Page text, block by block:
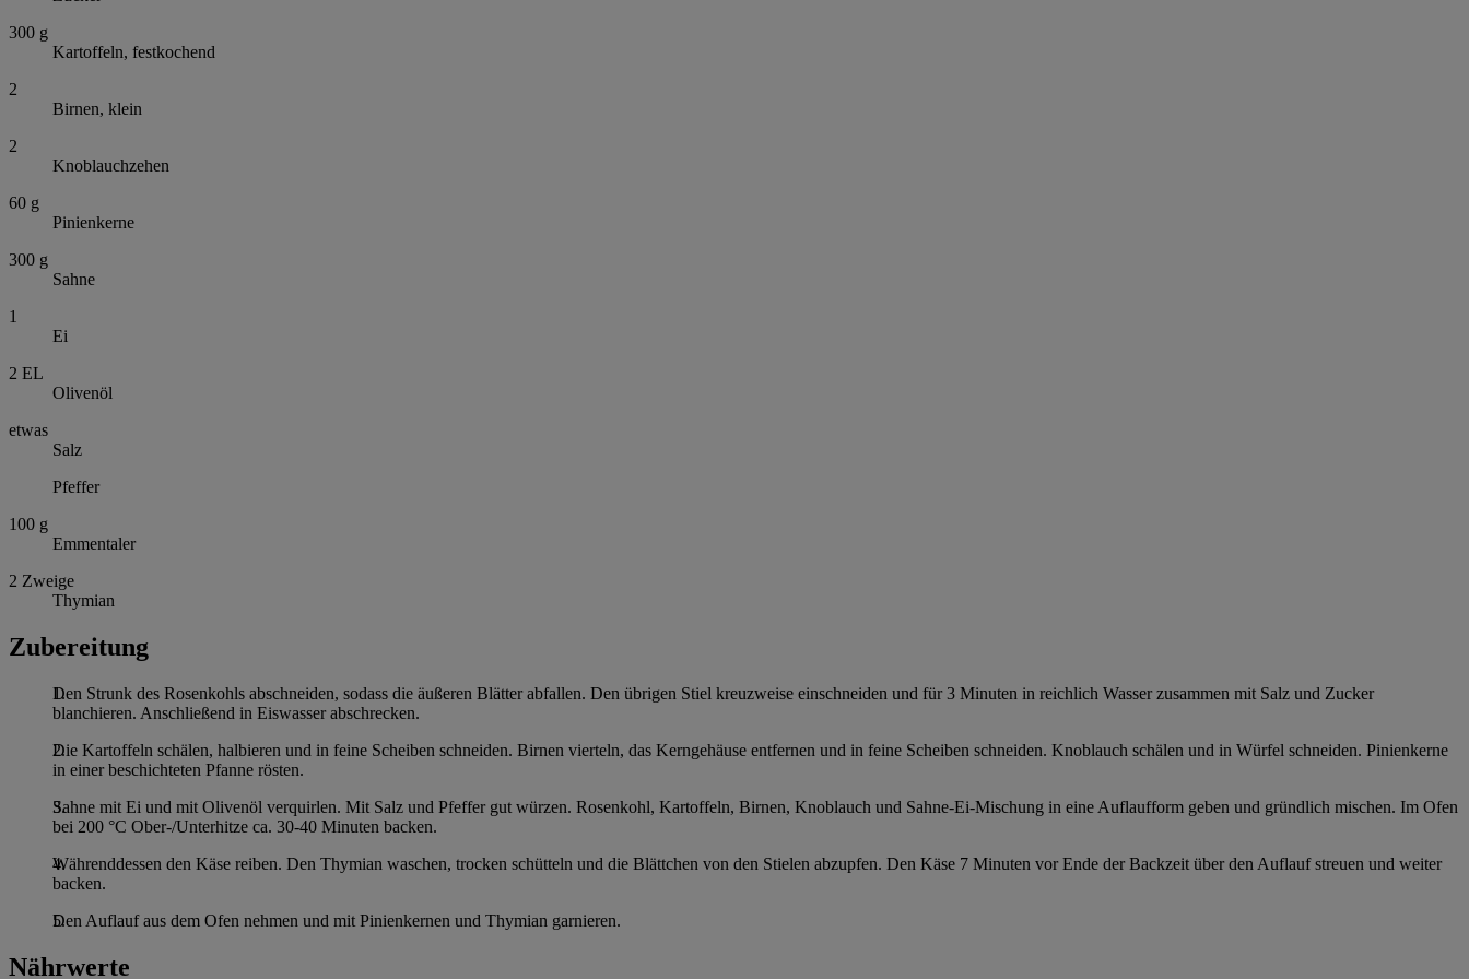
300 g
Kartoffeln, festkochend
2
Birnen, klein
2
Knoblauchzehen
60 g
Pinienkerne
300 g
Sahne
1
Ei
2 EL
Olivenöl
etwas
Salz
Pfeffer
100 g
Emmentaler
2 Zweige
Thymian
Zubereitung
Den Strunk des Rosenkohls abschneiden, sodass die äußeren Blätter abfallen. Den übrigen Stiel kreuzweise einschneiden und für 3 Minuten in reichlich Wasser zusammen mit Salz und Zucker
blanchieren. Anschließend in Eiswasser abschrecken.
Die Kartoffeln schälen, halbieren und in feine Scheiben schneiden. Birnen vierteln, das Kerngehäuse entfernen und in feine Scheiben schneiden. Knoblauch schälen und in Würfel schneiden. Pinienkerne
in einer beschichteten Pfanne rösten.
Sahne mit Ei und mit Olivenöl verquirlen. Mit Salz und Pfeffer gut würzen. Rosenkohl, Kartoffeln, Birnen, Knoblauch und Sahne-Ei-Mischung in eine Auflaufform geben und gründlich mischen. Im Ofen
bei 200 °C Ober-/Unterhitze ca. 30-40 Minuten backen.
Währenddessen den Käse reiben. Den Thymian waschen, trocken schütteln und die Blättchen von den Stielen abzupfen. Den Käse 7 Minuten vor Ende der Backzeit über den Auflauf streuen und weiter
backen.
Den Auflauf aus dem Ofen nehmen und mit Pinienkernen und Thymian garnieren.
Nährwerte